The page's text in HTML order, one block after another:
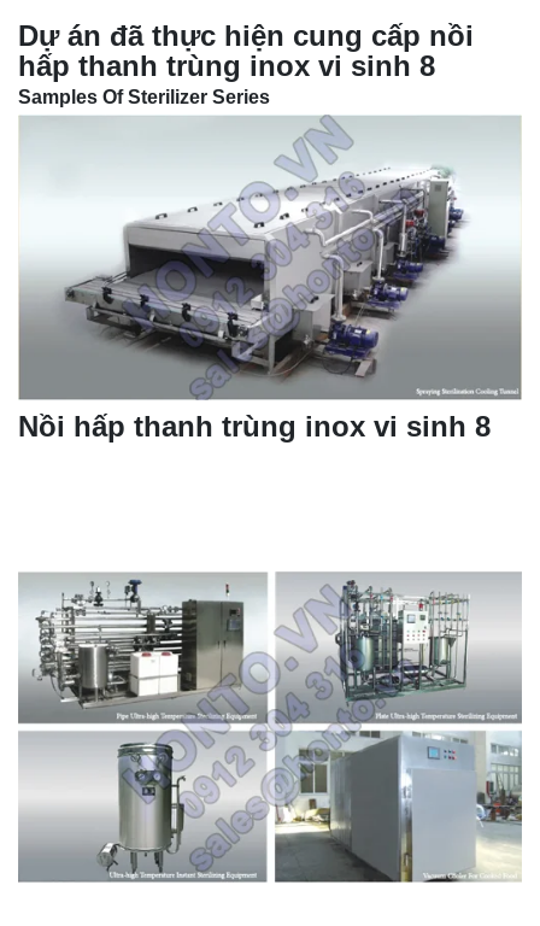
Dự án đã thực hiện cung cấp nồi
hấp thanh trùng inox vi sinh 8
Samples Of Sterilizer Series
Nồi hấp thanh trùng inox vi sinh 8